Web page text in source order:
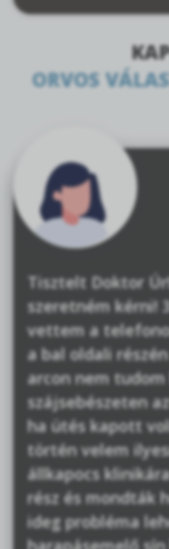
ORVOS
Tisztelt Doktor
szeretném kérni!
vettem a
a bal oldali
arcon nem
szájsebészeten
ha ütés kapott
történ velem
állkapocs
rész és mondták
ideg probléma